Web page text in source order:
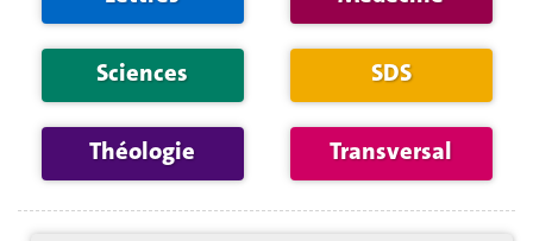
Sciences SDS
Théologie Transversal